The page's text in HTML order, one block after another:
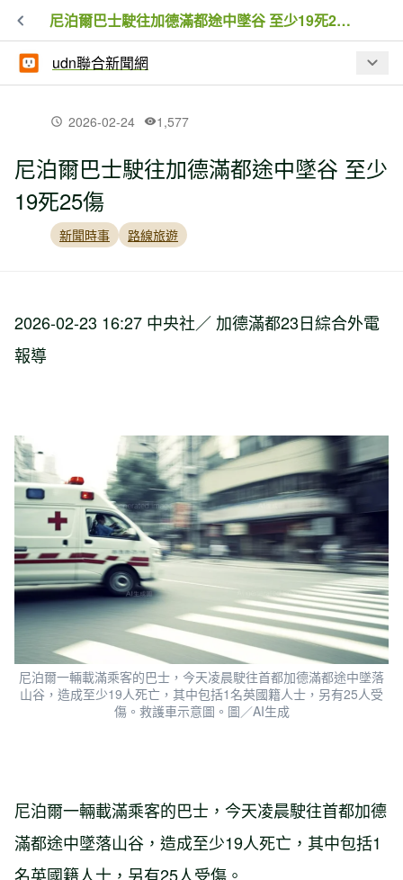
尼泊爾巴士駛往加德滿都途中墜谷 至少19死25傷
udn聯合新聞網
最新文章
陽明山大批水牛死亡 陽管處抗罰7.5萬敗
2026-02-24 1,577
尼泊爾巴士駛往加德滿都途中墜谷 至少
19死25傷
新聞時事 路線旅遊
2026-02-23 16:27 中央社／ 加德滿都23日綜合外電
報導
尼泊爾一輛載滿乘客的巴士，今天凌晨駛往首都加德滿都途中墜落
山谷，造成至少19人死亡，其中包括1名英國籍人士，另有25人受
傷。救護車示意圖。圖／AI生成
尼泊爾一輛載滿乘客的巴士，今天凌晨駛往首都加德
滿都途中墜落山谷，造成至少19人死亡，其中包括1
名英國籍人士，另有25人受傷。